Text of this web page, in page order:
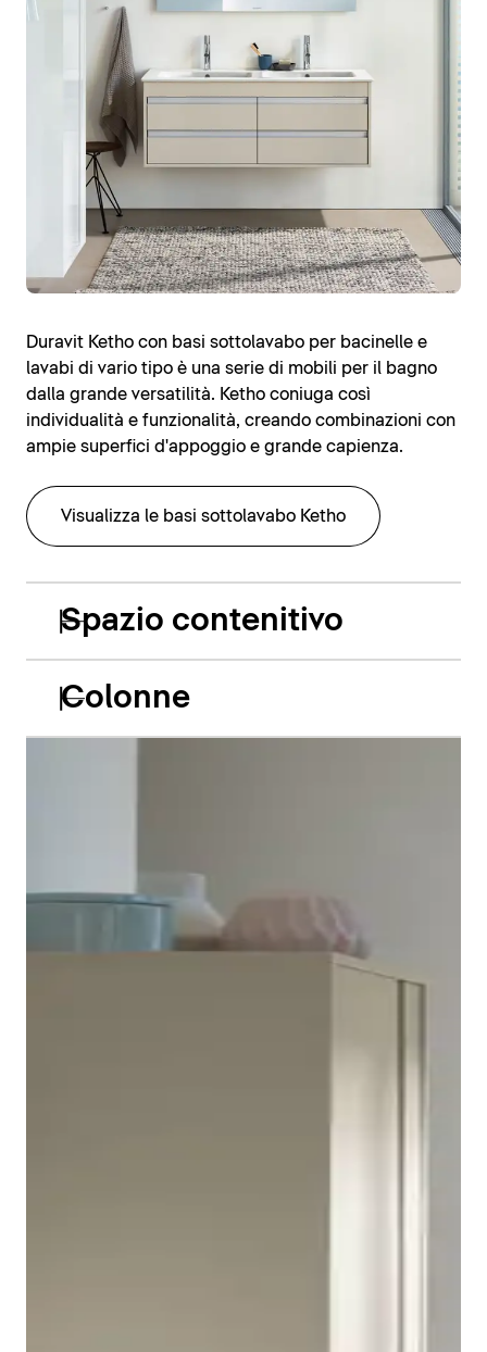
Duravit Ketho con basi sottolavabo per bacinelle e
lavabi di vario tipo è una serie di mobili per il bagno
dalla grande versatilità. Ketho coniuga così
individualità e funzionalità, creando combinazioni con
ampie superfici d'appoggio e grande capienza.
Visualizza le basi sottolavabo Ketho
Spazio contenitivo
Colonne